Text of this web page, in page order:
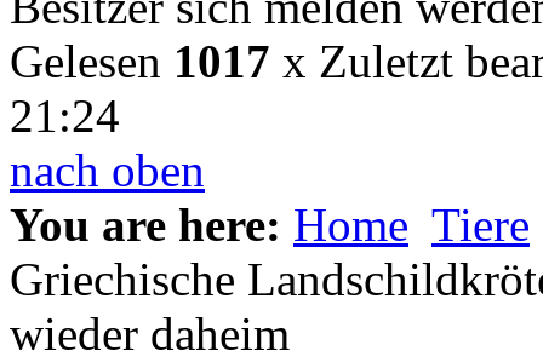
Gelesen 1017 x Zuletzt
21:24
nach oben
You are here: Home Tiere
Griechische
wieder daheim